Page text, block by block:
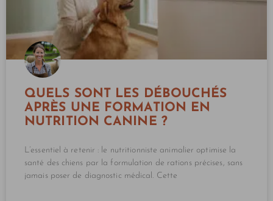
QUELS SONT LES DÉBOUCHÉS
APRÈS UNE FORMATION EN
NUTRITION CANINE ?
L’essentiel à retenir : le nutritionniste animalier optimise la
santé des chiens par la formulation de rations précises, sans
jamais poser de diagnostic médical. Cette